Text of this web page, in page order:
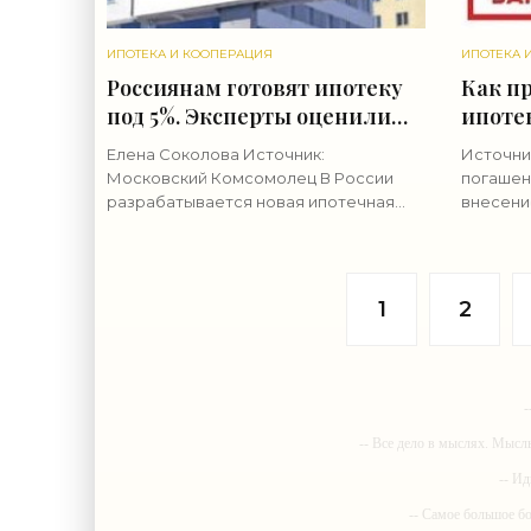
ИПОТЕКА И КООПЕРАЦИЯ
Россиянам готовят ипотеку
под 5%. Эксперты оценили
перспективы новшества -
«Ипотека»
Елена Соколова Источник:
Московский Комсомолец В России
разрабатывается новая ипотечная
ИПОТЕКА
Как
1 2
-- Все дело в мыслях.
--
-- Самое большое